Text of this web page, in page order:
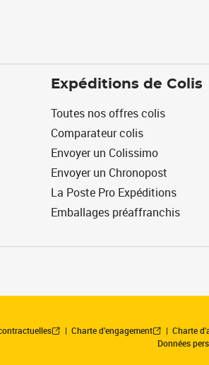
Expéditions de Colis
Toutes nos offres colis
Comparateur colis
Envoyer un Colissimo
Envoyer un Chronopost
La Poste Pro Expéditions
Emballages préaffranchis
Charte d’engagement Charte
Données